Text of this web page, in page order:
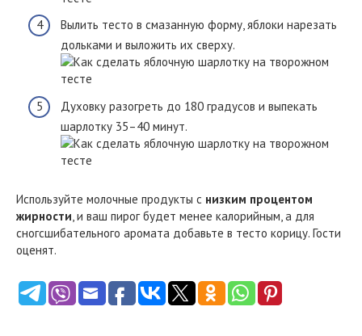
Вылить тесто в смазанную форму, яблоки нарезать
дольками и выложить их сверху.
Духовку разогреть до 180 градусов и выпекать
шарлотку 35–40 минут.
Используйте молочные продукты с низким процентом
жирности , и ваш пирог будет менее калорийным, а для
сногсшибательного аромата добавьте в тесто корицу. Гости
оценят.